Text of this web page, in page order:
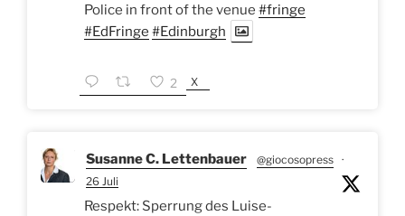
Police in front of the venue #fringe
#EdFringe #Edinburgh
2 X
Susanne C. Lettenbauer @giocosopress ·
26 Juli
Respekt: Sperrung des Luise-